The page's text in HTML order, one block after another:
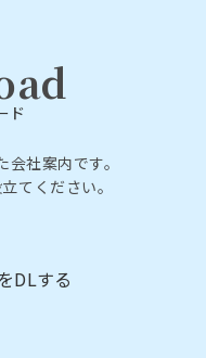
ド
社案内です。
てください。
DLする